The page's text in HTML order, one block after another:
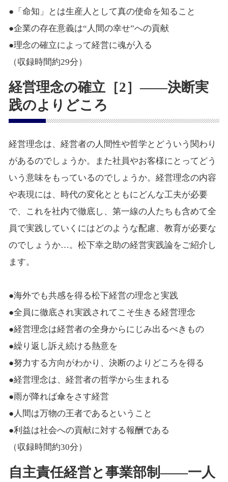
●「命知」とは生産人として真の使命を知ること
●企業の存在意義は“人間の幸せ”への貢献
●理念の確立によって経営に魂が入る
（収録時間約29分）
経営理念の確立［2］――決断実
践のよりどころ
経営理念は、経営者の人間性や哲学とどういう関わり
があるのでしょうか。また社員やお客様にとってどう
いう意味をもっているのでしょうか。経営理念の内容
や表現には、時代の変化とともにどんな工夫が必要
で、これを社内で徹底し、第一線の人たちも含めて全
員で実践していくにはどのような配慮、教育が必要な
のでしょうか…。松下幸之助の経営実践論をご紹介し
ます。
●海外でも共感を得る松下経営の理念と実践
●全員に徹底され実践されてこそ生きる経営理念
●経営理念は経営者の全身からにじみ出るべきもの
●繰り返し訴え続ける熱意を
●努力する方向がわかり、決断のよりどころを得る
●経営理念は、経営者の哲学から生まれる
●雨が降れば傘をさす経営
●人間は万物の王者であるということ
●利益は社会への貢献に対する報酬である
（収録時間約30分）
自主責任経営と事業部制――一人